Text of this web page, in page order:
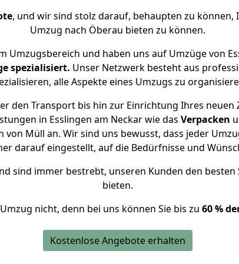
, und wir sind stolz darauf, behaupten zu
Umzug nach Öberau bieten zu können.
Umzugsbereich und haben uns auf Umzüge von
spezialisiert. Unser Netzwerk besteht aus
alle Aspekte eines Umzugs zu
den Transport bis hin zur Einrichtung Ihres neuen
in Esslingen am Neckar wie das Verpacken
Müll an. Wir sind uns bewusst, dass jeder
darauf eingestellt, auf die Bedürfnisse und
sind immer bestrebt, unseren Kunden den besten
bieten.
nicht, denn bei uns können Sie bis zu 60 %
Kostenlose Angebote erhalten